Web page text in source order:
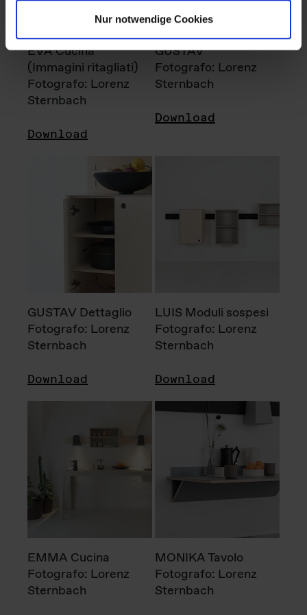
Nur notwendige Cookies
EVA Cucina
(Immagini ritagliati)
Fotografo: Lorenz
Sternbach
Download
GUSTAV
Fotografo: Lorenz
Sternbach
Download
GUSTAV Dettaglio
Fotografo: Lorenz
Sternbach
Download
LUIS Moduli sospesi
Fotografo: Lorenz
Sternbach
Download
EMMA Cucina
Fotografo: Lorenz
Sternbach
MONIKA Tavolo
Fotografo: Lorenz
Sternbach